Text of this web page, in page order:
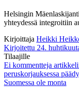
Helsingin
yhteydessä integroitiin
Kirjoittaja Heikki
Kirjoitettu 24.
Tilaajille
Ei kommentteja
peruskorjauksessa
Suomessa ole monta